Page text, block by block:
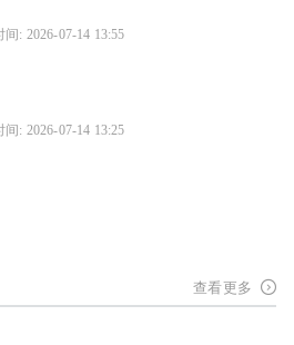
间: 2026-07-14 13:55
间: 2026-07-14 13:25
查看更多